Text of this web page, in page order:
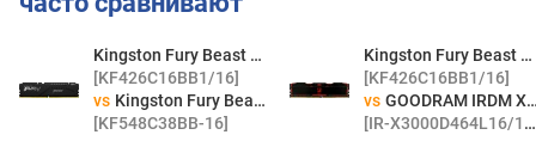
Kingston Fury Beast DDR4 1x16GB
[KF426C16BB1/16]
vs Kingston Fury Beast DDR5 1x16GB
[KF548C38BB-16]
Kingston Fury Beast DDR4 1x16GB
[KF426C16BB1/16]
vs GOODRAM IRDM X DDR4 1x16GB
[IR-X3000D464L16/16G]